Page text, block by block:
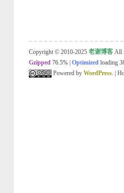
Copyright © 2010-2025 老谢博客 All
Gzipped 76.5% Optimized loading
Powered by WordPress. |